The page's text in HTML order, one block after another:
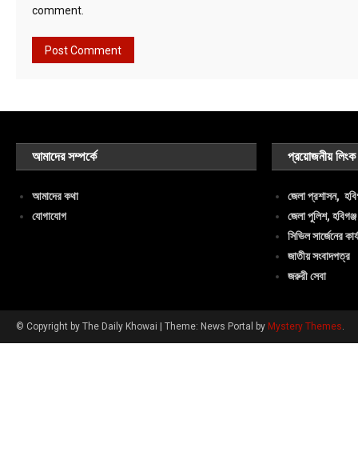
comment.
আমাদের সম্পর্কে
আমাদের কথা
যোগাযোগ
প্রয়োজনীয় লিংক
জেলা প্রশাসন,
জেলা পুলিশ, হবিগঞ্জ
সিভিল সার্জেনের
জাতীয় সংবাদপত্র
জরুরী সেবা
© Copyright by The Daily Khowai Theme: News Portal by Mystery Themes.